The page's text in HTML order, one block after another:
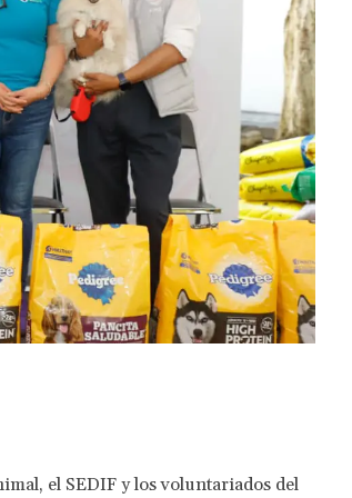
el SEDIF y los voluntariados del